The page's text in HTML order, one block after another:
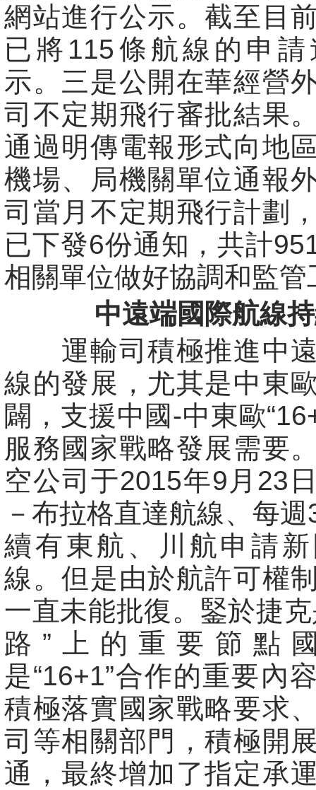
網站進行公示。截至目
已將115條航線的申
示。三是公開在華經營
司不定期飛行審批結果
通過明傳電報形式向地
機場、局機關單位通報
司當月不定期飛行計劃
已下發6份通知，共計
相關單位做好協調和監管
中遠端國際航線
運輸司積極推進中遠
線的發展，尤其是中東
闢，支援中國-中東歐
服務國家戰略發展需要
空公司于2015年9月23
－布拉格直達航線、每
續有東航、川航申請
線。但是由於航許可權
一直未能批復。鋻於捷
路”上的重要節點
是“16+1”合作的重要內
積極落實國家戰略要求
司等相關部門，積極開
通，最終增加了指定承